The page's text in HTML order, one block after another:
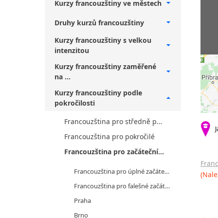
Kurzy francouzštiny ve městech
Druhy kurzů francouzštiny
Kurzy francouzštiny s velkou
intenzitou
Kurzy francouzštiny zaměřené
na ...
Kurzy francouzštiny podle
pokročilosti
Francouzština pro středně pokročilé
Francouzština pro pokročilé
Francouzština pro začátečníky
Francouzština pro úplné začátečníky
Francouzština pro falešné začátečníky
Praha
Brno